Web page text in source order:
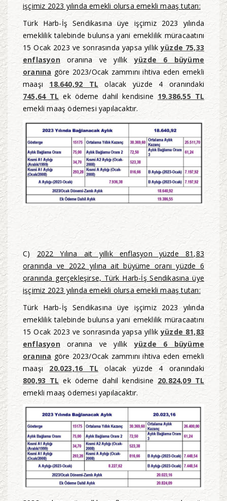
işçimiz 2023 yılında emekli olursa emekli maaş tutarı:
Türk Harb-İş Sendikasına üye işçimiz 2023 yılında
emeklilik talebinde bulunsa yani emeklilik müracaatını
15 Ocak 2023 ve sonrasında yapsa yıllık yüzde 75,33
enflasyonoranına ve yıllıkyüzde 6 büyüme
oranına göre 2023/Ocak zammını ihtiva eden emekli
maaşı 18.640,92 TL olacak yüzde 4 oranındaki
745,64 TL ek ödeme dahil kendisine 19.386,55 TL
emekli maaş ödemesi yapılacaktır.
C) 2022 Yılına ait yıllık enflasyon yüzde 81,83
oranında ve 2022 yılına ait büyüme oranı yüzde 6
oranında gerçekleşirse, Türk Harb-İş Sendikasına üye
işçimiz 2023 yılında emekli olursa emekli maaş tutarı:
Türk Harb-İş Sendikasına üye işçimiz 2023 yılında
emeklilik talebinde bulunsa yani emeklilik müracaatını
15 Ocak 2023 ve sonrasında yapsa yıllık yüzde 81,83
enflasyonoranına ve yıllıkyüzde 6 büyüme
oranına göre 2023/Ocak zammını ihtiva eden emekli
maaşı 20.023,16 TL olacak yüzde 4 oranındaki
800,93 TL ek ödeme dahil kendisine 20.824,09 TL
emekli maaş ödemesi yapılacaktır.